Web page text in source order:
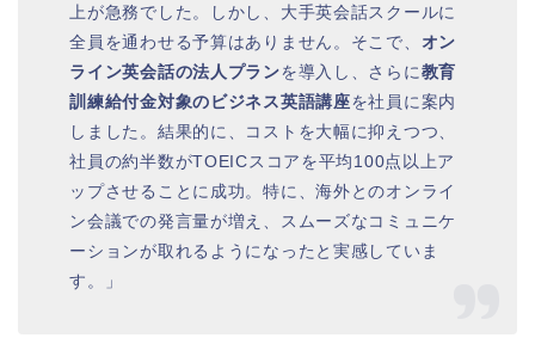
上が急務でした。しかし、大手英会話スクールに
全員を通わせる予算はありません。そこで、 オン
ライン英会話の法人プランを導入し、さらに教育
訓練給付金対象のビジネス英語講座を社員に案内
しました。結果的に、コストを大幅に抑えつつ、
社員の約半数がTOEICスコアを平均100点以上ア
ップさせることに成功。特に、海外とのオンライ
ン会議での発言量が増え、スムーズなコミュニケ
ーションが取れるようになったと実感していま
す。」